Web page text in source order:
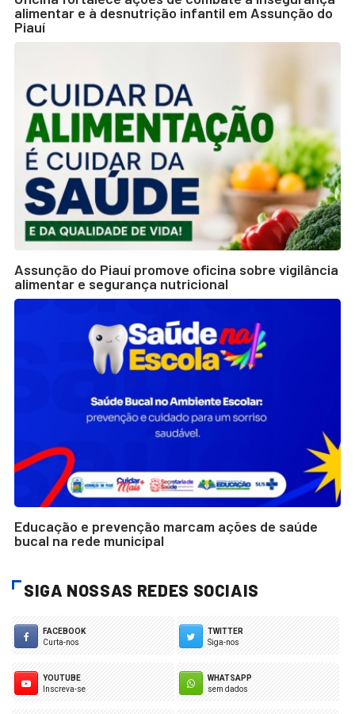
alimentar e à desnutrição infantil em Assunção do
Piauí
Assunção do Piauí promove oficina sobre vigilância
alimentar e segurança nutricional
Educação e prevenção marcam ações de saúde
bucal na rede municipal
SIGA NOSSAS REDES SOCIAIS
FACEBOOK
Curta-nos
TWITTER
Siga-nos
YOUTUBE
Inscreva-se
WHATSAPP
sem dados